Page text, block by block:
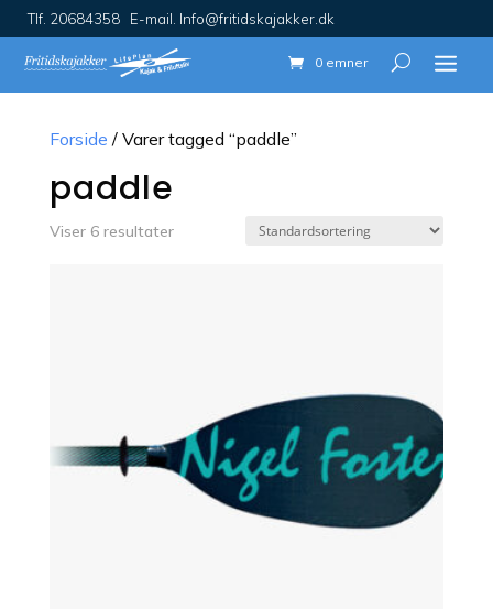
Tlf. 20684358 E-mail. Info@fritidskajakker.dk
0 emner
Forside / Varer tagged “paddle”
paddle
Viser 6 resultater